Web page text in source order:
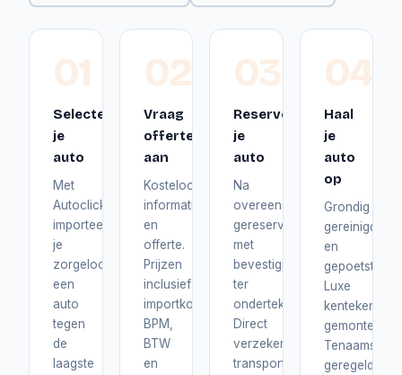
01
Selecteer
je
auto
Met
Autoclick
importeer
je
zorgeloos
een
auto
tegen
de
laagste
02
Vraag
offerte
aan
Kosteloos
informatie
en
offerte.
Prijzen
inclusief
importkosten,
BPM,
BTW
en
03
Reserveer
je
auto
Na
overeenstemming
gereserveerd
met
bevestiging
ter
ondertekening.
Direct
verzekerd
transport.
04
Haal
je
auto
op
Grondig
gereinigd
en
gepoetst.
Luxe
gemonteerd.
geregeld.